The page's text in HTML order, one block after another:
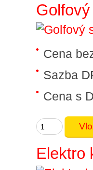
Cena
Sazba
Cena s
Elektro